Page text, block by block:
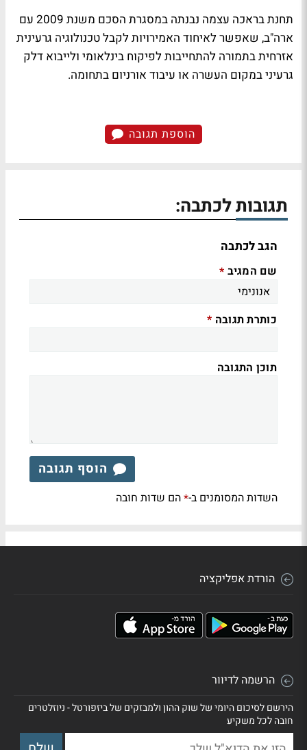
תחנת בראכה עצמה נבנתה במסגרת הסכם משנת 2009 עם
ארה"ב, שאפשר לאיחוד האמירויות לקבל טכנולוגיה גרעינית
אזרחית בתמורה להתחייבות לפיקוח בינלאומי ולייבוא דלק
גרעיני במקום העשרה או עיבוד אורניום בתחומה.
הוספת תגובה
תגובות לכתבה:
הגב לכתבה
שם המגיב *
כותרת תגובה *
תוכן התגובה
הוסף תגובה
השדות המסומנים ב-*הם שדות חובה
הורדת אפליקציה
הרשמה לדיוור
הירשם לסיכום היומי של שוק ההון ולמבזקים של ביזפורטל - ניוזלטרים
חובה לכל משקיע